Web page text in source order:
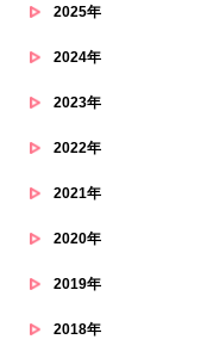
2025年
2024年
2023年
2022年
2021年
2020年
2019年
2018年